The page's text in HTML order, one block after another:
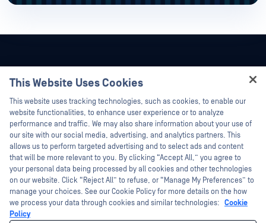
©2026 OPSWAT . Alle Rechte vorbehalten. OPSWAT, MetaDefender, Metascan,
MetaAccess, das OPSWAT , Trust no File. Trust No Device., OPSWAT , Protecting the
World's Critical Infrastructure, Deep CDR™ Technology, InQuest, das InQuest-Logo,
DFI, RetroHunt, Deep File Inspection und Join the Hunt sind Marken von OPSWAT .
This Website Uses Cookies
This website uses tracking technologies, such as cookies, to enable our
website functionalities, to enhance user experience or to analyze
performance and traffic. We may also share information about your use of
our site with our social media, advertising, and analytics partners. This
allows us to perform targeted advertising and to select ads and content
that will be more relevant to you. By clicking “Accept All,” you agree to
your personal data being processed by all cookies and other technologies
on our website. Click “Reject All” to refuse, or “Manage My Preferences” to
manage your choices. See our Cookie Policy for more details on the how
we process your data through cookies and similar technologies: Cookie
Policy
Hey there!
I'm Ozzy, your OPSWAT virtual assistant.
How can I help you secure what's critical
today?